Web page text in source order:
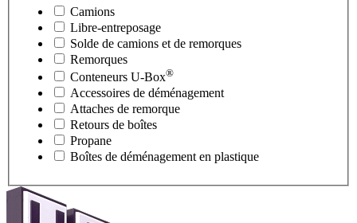
Camions
Libre-entreposage
Solde de camions et de remorques
Remorques
Conteneurs U-Box®
Accessoires de déménagement
Attaches de remorque
Retours de boîtes
Propane
Boîtes de déménagement en plastique